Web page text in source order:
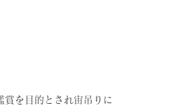
を目的とされ宙吊りに